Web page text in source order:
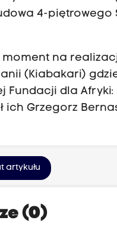
4-piętrowego
moment na
(Kiabakari)
Fundacji dla
ich Grzegorz
artykułu
(0)